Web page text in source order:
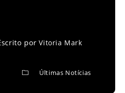
porVitoria Mark
Últimas Notícias